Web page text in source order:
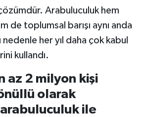
çözümdür. Arabuluculuk hem
de toplumsal barışı aynı anda
her yıl daha çok kabul
kullandı.
az 2 milyon kişi
olarak
ile